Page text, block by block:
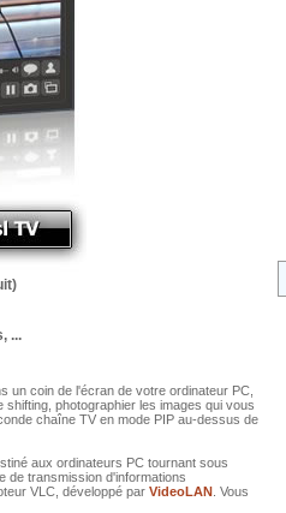
...
un coin de l'écran de votre ordinateur PC,
shifting, photographier les images qui vous
chaîne TV en mode PIP au-dessus de
aux ordinateurs PC tournant sous
de transmission d'informations
VLC, développé par VideoLAN . Vous